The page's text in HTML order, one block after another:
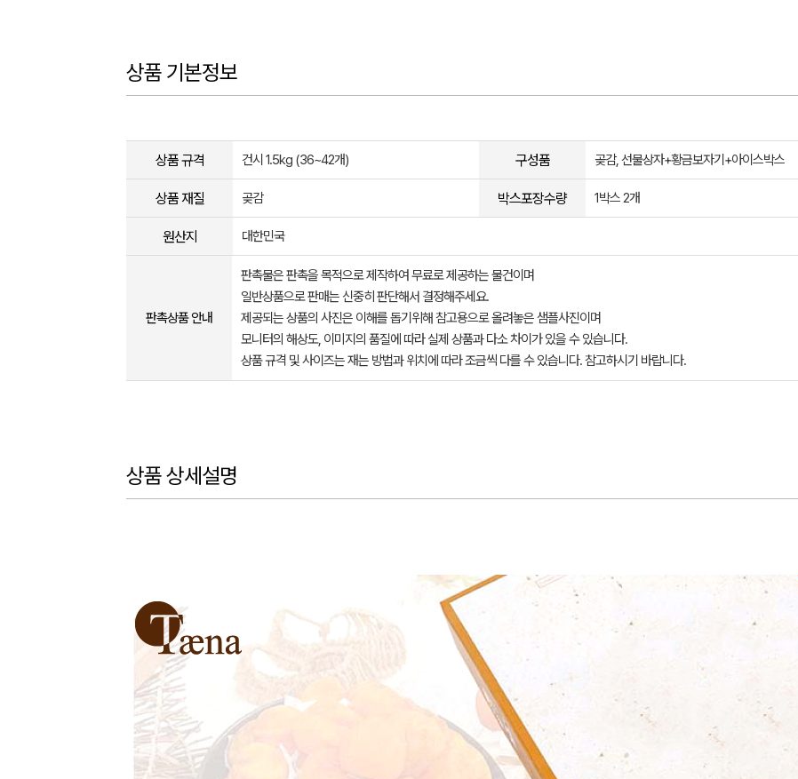
상품 기본정보
상품 규격 건시 1.5kg (36~42개) 구성품 곶감, 선물상자+황금보자기+아이스박스
상품 재질 곶감 박스포장수량 1박스 2개
원산지 대한민국
판촉상품 안내
판촉물은 판촉을 목적으로 제작하여 무료로 제공하는 물건이며
일반상품으로 판매는 신중히 판단해서 결정해주세요.
제공되는 상품의 사진은 이해를 돕기위해 참고용으로 올려놓은 샘플사진이며
모니터의 해상도, 이미지의 품질에 따라 실제 상품과 다소 차이가 있을 수 있습니다.
상품 규격 및 사이즈는 재는 방법과 위치에 따라 조금씩 다를 수 있습니다. 참고하시기 바랍니다.
상품 상세설명